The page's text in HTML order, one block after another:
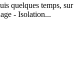
quelques temps, sur
- Isolation...